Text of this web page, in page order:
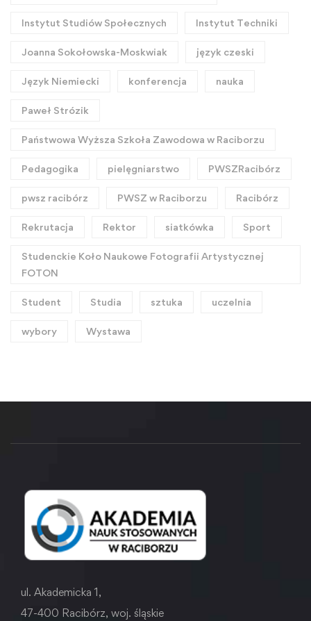
Instytut Studiów Społecznych Instytut Techniki
Joanna Sokołowska-Moskwiak język czeski
Język Niemiecki konferencja nauka
Paweł Strózik
Państwowa Wyższa Szkoła Zawodowa w Raciborzu
Pedagogika pielęgniarstwo PWSZRacibórz
pwsz racibórz PWSZ w Raciborzu Racibórz
Rekrutacja Rektor siatkówka Sport
Studenckie Koło Naukowe Fotografii Artystycznej
FOTON
Student Studia sztuka uczelnia
wybory Wystawa
ul. Akademicka 1,
47-400 Racibórz, woj. śląskie